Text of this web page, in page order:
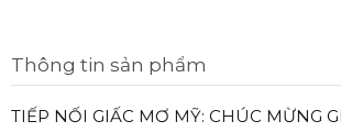
Thông tin sản phẩm
TIẾP NỐI GIẤC MƠ MỸ: CHÚC MỪNG